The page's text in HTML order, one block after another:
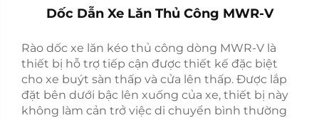
Dốc Dẫn Xe Lăn Thủ Công MWR-V
Rào dốc xe lăn kéo thủ công dòng MWR-V là
thiết bị hỗ trợ tiếp cận được thiết kế đặc biệt
cho xe buýt sàn thấp và cửa lên thấp. Được lắp
đặt bên dưới bậc lên xuống của xe, thiết bị này
không làm cản trở việc di chuyển bình thường